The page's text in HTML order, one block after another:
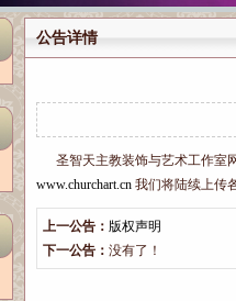
公告详情
圣智天主教装饰与艺术工作室
www.churchart.cn 我们将陆续上传
上一公告： 版权声明
下一公告： 没有了！